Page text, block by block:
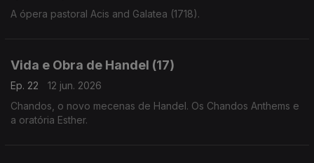
A ópera pastoral Acis and Galatea (1718).
Vida e Obra de Handel (17)
Ep. 22
12 jun. 2026
Chandos, o novo mecenas de Handel. Os Chandos Anthems e
a oratória Esther.